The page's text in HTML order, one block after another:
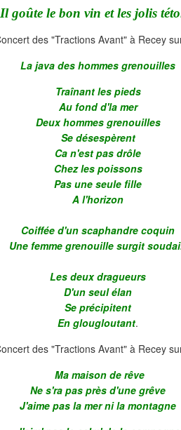
Il goûte le bon vin et les jolis
La java des hommes grenouilles
Traînant les pieds
Au fond d'la mer
Deux hommes grenouilles
Se désespèrent
Ca n'est pas drôle
Chez les poissons
Pas une seule fille
A l'horizon
Coiffée d'un scaphandre coquin
Une femme grenouille surgit
Les deux dragueurs
D'un seul élan
Se précipitent
En glougloutant.
Ma maison de rêve
Ne s'ra pas près d'une grêve
J'aime pas la mer ni la montagne